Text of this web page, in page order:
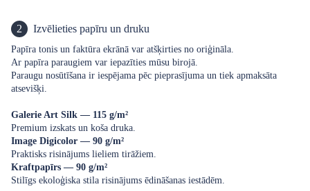
2 Izvēlieties papīru un druku
Papīra tonis un faktūra ekrānā var atšķirties no oriģināla.
Ar papīra paraugiem var iepazīties mūsu birojā.
Paraugu nosūtīšana ir iespējama pēc pieprasījuma un tiek apmaksāta
atsevišķi.
Galerie Art Silk — 115 g/m²
Premium izskats un koša druka.
Image Digicolor — 90 g/m²
Praktisks risinājums lieliem tirāžiem.
Kraftpapīrs — 90 g/m²
Stilīgs ekoloģiska stila risinājums ēdināšanas iestādēm.